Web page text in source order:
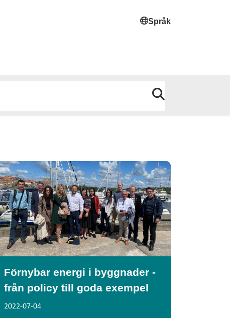
Språk
Förnybar energi i byggnader -
från policy till goda exempel
2022-07-04